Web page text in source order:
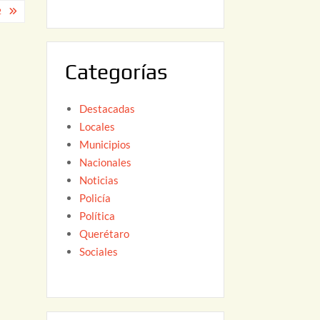
2
Categorías
Destacadas
Locales
Municipios
Nacionales
Noticias
Policía
Política
Querétaro
Sociales